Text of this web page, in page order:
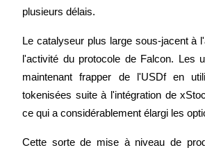
Gagner
plusieurs délais.
Le catalyseur plus large sous-jacent à
l'activité du protocole de Falcon. Les
maintenant frapper de l'USDf en
tokenisées suite à l'intégration de
ce qui a considérablement élargi les
Cette sorte de mise à niveau de